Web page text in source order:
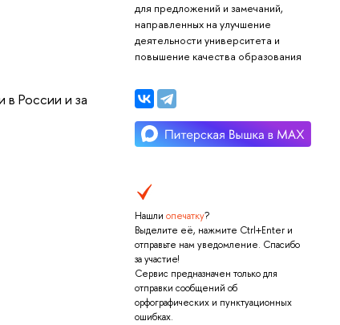
для предложений и замечаний,
направленных на улучшение
деятельности университета и
повышение качества образования
Нашли опечатку?
Выделите её, нажмите Ctrl+Enter и
отправьте нам уведомление. Спасибо
за участие!
Сервис предназначен только для
отправки сообщений об
орфографических и пунктуационных
ошибках.
России и за